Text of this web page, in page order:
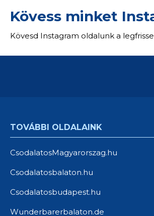
Kövess minket
Kövesd Instagram oldalunk a
TOVÁBBI OLDALAINK
CsodalatosMagyarorszag.hu
Csodalatosbalaton.hu
Csodalatosbudapest.hu
Wunderbarerbalaton.de